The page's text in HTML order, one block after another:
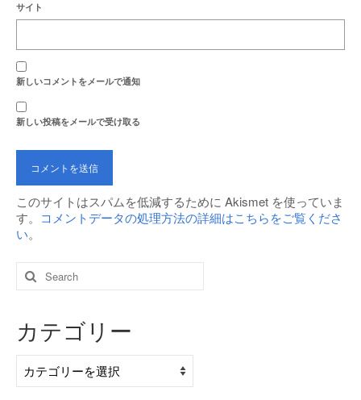
サイト
新しいコメントをメールで通知
新しい投稿をメールで受け取る
このサイトはスパムを低減するために Akismet を使っていま
す。 コメントデータの処理方法の詳細はこちらをご覧くださ
い。
Search
for:
カテゴリー
テ